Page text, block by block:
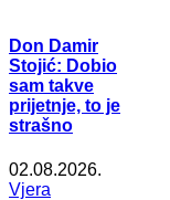
Don Damir
Stojić: Dobio
sam takve
prijetnje, to je
strašno
02.08.2026.
Vjera